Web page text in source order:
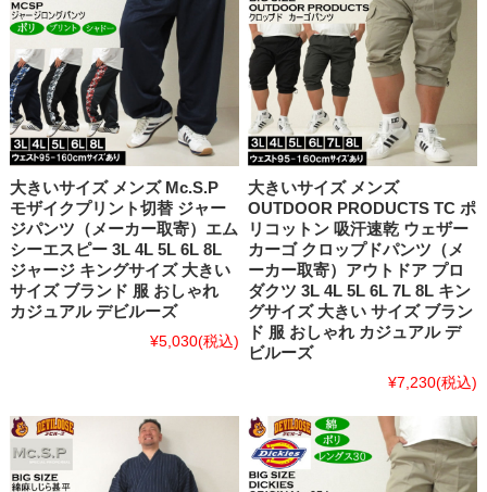
大きいサイズ メンズ Mc.S.P
モザイクプリント切替 ジャー
ジパンツ（メーカー取寄）エム
シーエスピー 3L 4L 5L 6L 8L
ジャージ キングサイズ 大きい
サイズ ブランド 服 おしゃれ
カジュアル デビルーズ
¥5,030(税込)
大きいサイズ メンズ
OUTDOOR PRODUCTS TC ポ
リコットン 吸汗速乾 ウェザー
カーゴ クロップドパンツ（メ
ーカー取寄）アウトドア プロ
ダクツ 3L 4L 5L 6L 7L 8L キン
グサイズ 大きい サイズ ブラン
ド 服 おしゃれ カジュアル デ
ビルーズ
¥7,230(税込)